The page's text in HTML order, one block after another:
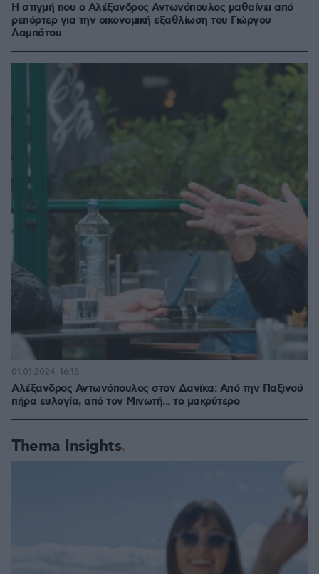
Η στιγμή που ο Aλέξανδρος Αντωνόπουλος μαθαίνει από
ρεπόρτερ για την οικονομική εξαθλίωση του Γιώργου
Λαμπάτου
Αλέξανδρος Αντωνόπουλος στον Δανίκα: Από την Παξινού
πήρα ευλογία, από τον Μινωτή... το μακρύτερο
01.01.2024, 16:15
Thema Insights